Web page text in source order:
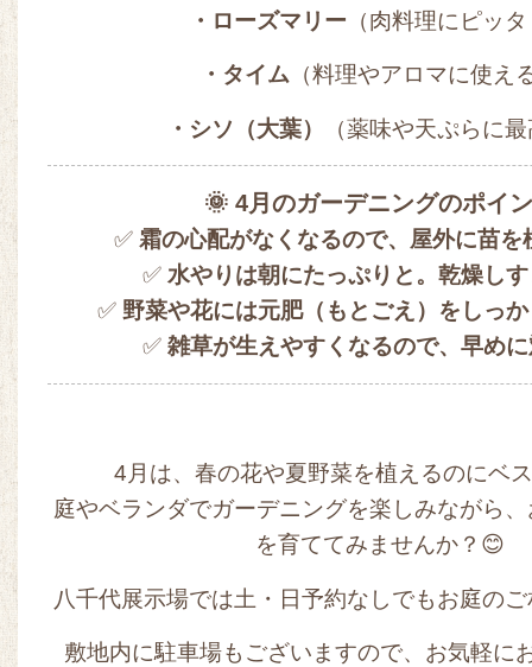
・ローズマリー （肉料理にピッ
・タイム （料理やアロマに使え
・シソ（大葉） （薬味や天ぷらに
🌞 4月のガーデニングのポイ
✅ 霜の心配がなくなるので、屋外に苗を
✅ 水やりは朝にたっぷりと。乾燥し
✅ 野菜や花には元肥（もとごえ）をしっ
✅ 雑草が生えやすくなるので、早め
4月は、春の花や夏野菜を植えるのにベ
庭やベランダでガーデニングを楽しみながら
を育ててみませんか？😊
八千代展示場では土・日予約なしでもお庭の
敷地内に駐車場もございますので、お気軽に